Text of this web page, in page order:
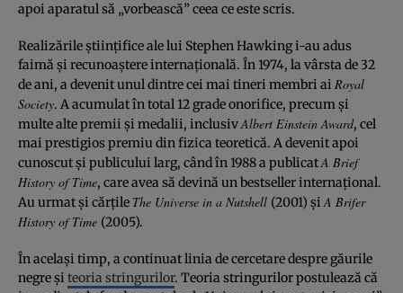
apoi aparatul să „vorbească” ceea ce este scris.
Realizările ştiinţifice ale lui Stephen Hawking i-au adus
faimă şi recunoaştere internaţională. În 1974, la vârsta de 32
de ani, a devenit unul dintre cei mai tineri membri ai Royal
Society. A acumulat în total 12 grade onorifice, precum şi
multe alte premii şi medalii, inclusivAlbert Einstein Award, cel
mai prestigios premiu din fizica teoretică. A devenit apoi
cunoscut şi publicului larg, când în 1988 a publicatA Brief
History of Time, care avea să devină un bestseller internaţional.
Au urmat şi cărţile The Universe in a Nutshell (2001) şiA Brifer
History of Time (2005).
În acelaşi timp, a continuat linia de cercetare despre găurile
negre şi teoria stringurilor. Teoria stringurilor postulează că